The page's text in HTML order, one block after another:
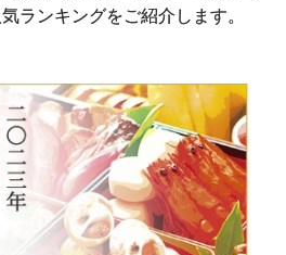
ランキングをご紹介します。